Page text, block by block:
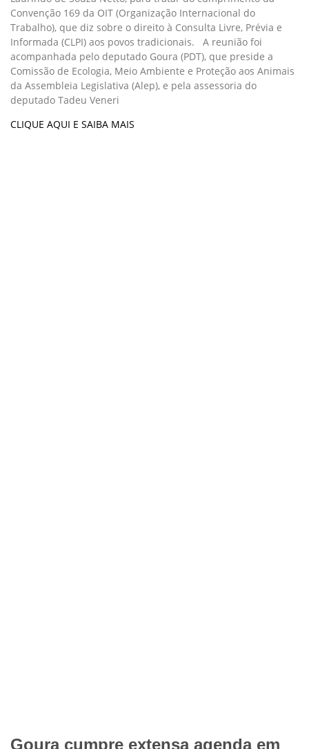
Convenção 169 da OIT (Organização Internacional do
Trabalho), que diz sobre o direito à Consulta Livre, Prévia e
Informada (CLPI) aos povos tradicionais. A reunião foi
acompanhada pelo deputado Goura (PDT), que preside a
Comissão de Ecologia, Meio Ambiente e Proteção aos Animais
da Assembleia Legislativa (Alep), e pela assessoria do
deputado Tadeu Veneri
CLIQUE AQUI E SAIBA MAIS
Goura cumpre extensa agenda em